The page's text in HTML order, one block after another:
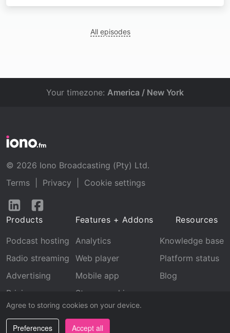
All episodes
Agree to storing cookies on your device.
Preferences Accept all
Your timezone: America / New York
© 2026 Iono Broadcasting (Pty) Ltd.
Terms
Privacy
Cookie settings
Follow
LinkedInFacebook
Products
Podcast hosting
Radio streaming
Advertising
Pricing
Features + Addons
Analytics
Web player
Mobile app
Stream archive
Recognition
Resources
Knowledge base
Platform status
Blog